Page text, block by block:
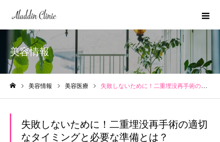
美容情報
美容情報 美容医療 失敗しないために！二重埋没再手術の適切なタイミングと必要な準備とは？
失敗しないために！二重埋没再手術の適切
なタイミングと必要な準備とは？